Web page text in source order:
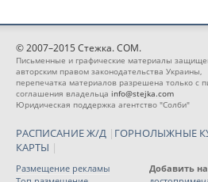
© 2007–2015 Стежка. COM.
Письменные и графические материалы
авторским правом законодательства Украины,
перепечатка материалов разрешена только с
соглашения владельца info@stejka.com
Юридическая поддержка агентство "Солби"
РАСПИСАНИЕ Ж/Д | ГОРНОЛЫЖНЫЕ
КАРТЫ |
Размещение рекламы
Добавить